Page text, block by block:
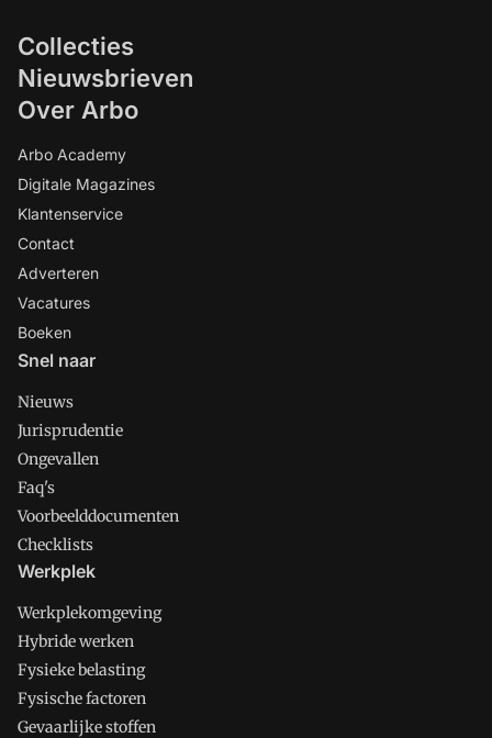
Collecties
Nieuwsbrieven
Over Arbo
Arbo Academy
Digitale Magazines
Klantenservice
Contact
Adverteren
Vacatures
Boeken
Snel naar
Nieuws
Jurisprudentie
Ongevallen
Faq's
Voorbeelddocumenten
Checklists
Werkplek
Werkplekomgeving
Hybride werken
Fysieke belasting
Fysische factoren
Gevaarlijke stoffen